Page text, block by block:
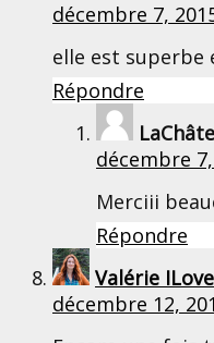
décembre 7,
elle est superbe
Répondre
décembre
Merciii
Répondre
Valérie
décembre 12,